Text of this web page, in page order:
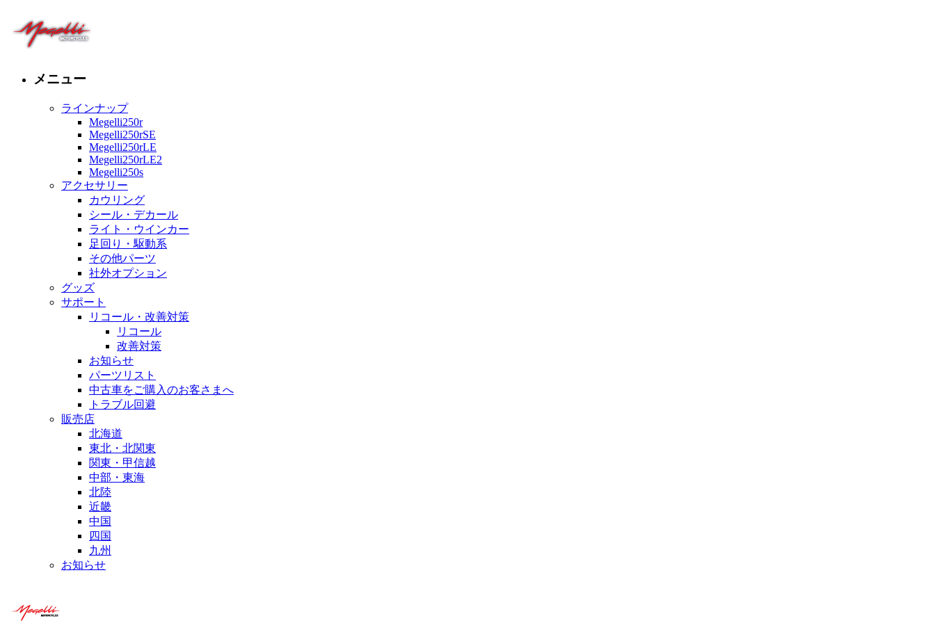
メニュー
ラインナップ
Megelli250r
Megelli250rSE
Megelli250rLE
Megelli250rLE2
Megelli250s
アクセサリー
カウリング
シール・デカール
ライト・ウインカー
足回り・駆動系
その他パーツ
社外オプション
グッズ
サポート
リコール・改善対策
リコール
改善対策
お知らせ
パーツリスト
中古車をご購入のお客さまへ
トラブル回避
販売店
北海道
東北・北関東
関東・甲信越
中部・東海
北陸
近畿
中国
四国
九州
お知らせ